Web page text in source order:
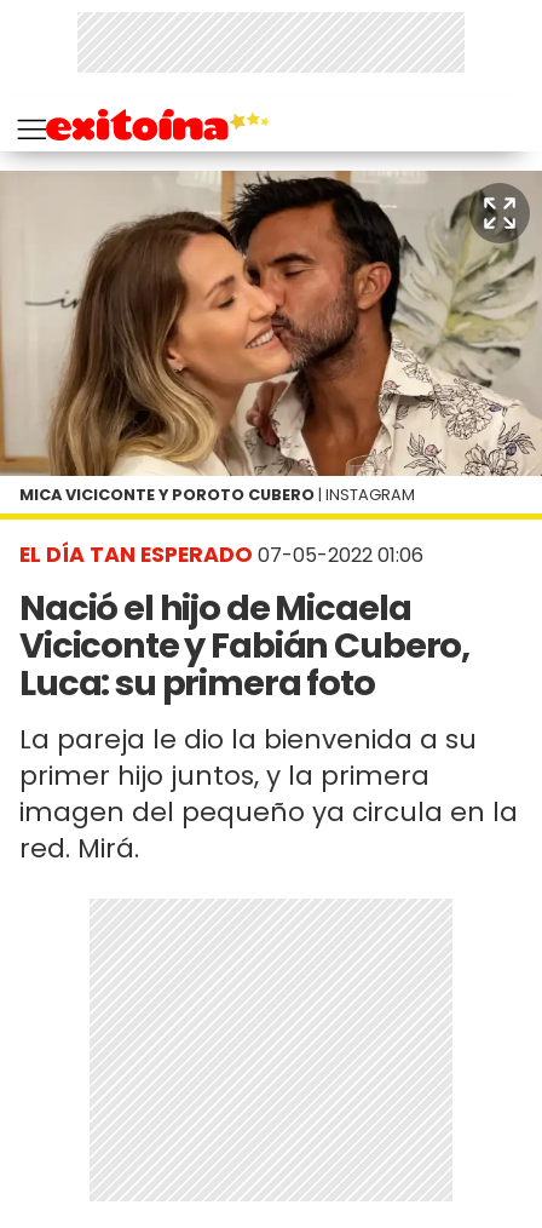
EL DÍA TAN ESPERADO 07-05-2022 01:06
Nació el hijo de Micaela
Viciconte y Fabián Cubero,
Luca: su primera foto
La pareja le dio la bienvenida a su
primer hijo juntos, y la primera
imagen del pequeño ya circula en la
red. Mirá.
MICA VICICONTE Y POROTO CUBERO | INSTAGRAM